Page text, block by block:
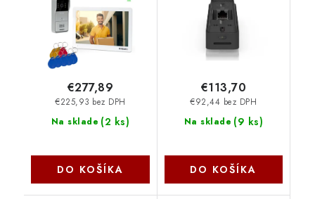
W Evolveo
Na sklade (2 ks)
€225,93 bez DPH
€277,89
DO KOŠÍKA
Na sklade (9 ks)
€92,44 bez DPH
€113,70
DO KOŠÍKA